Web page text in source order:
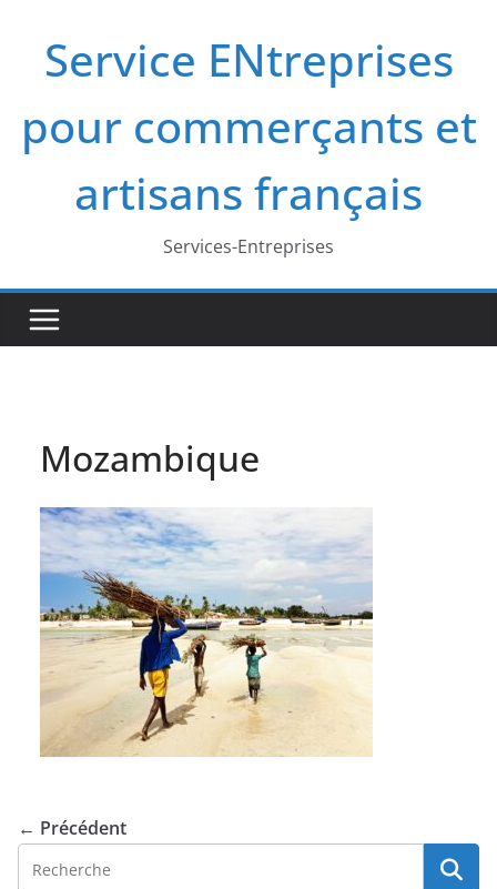
contenuService ENtreprises
pour commerçants et
artisans français
Services-Entreprises
Mozambique
← Précédent